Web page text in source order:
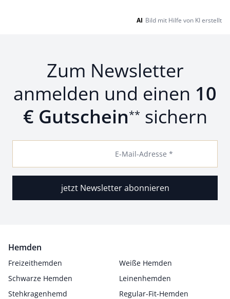
AI Bild mit Hilfe von KI erstellt
Zum Newsletter
anmelden und einen 10
€ Gutschein** sichern
E-Mail-Adresse *
jetzt Newsletter abonnieren
Hemden
Freizeithemden
Weiße Hemden
Schwarze Hemden
Leinenhemden
Stehkragenhemd
Regular-Fit-Hemden